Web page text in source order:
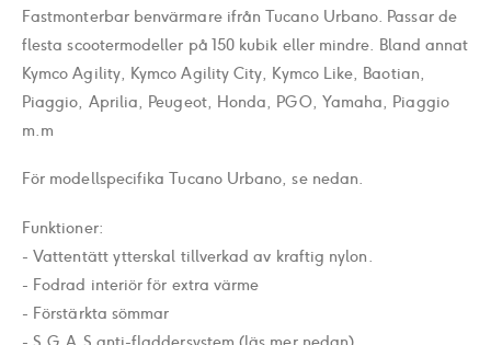
Fastmonterbar benvärmare ifrån Tucano Urbano. Passar de
flesta scootermodeller på 150 kubik eller mindre. Bland annat
Kymco Agility, Kymco Agility City, Kymco Like, Baotian,
Piaggio, Aprilia, Peugeot, Honda, PGO, Yamaha, Piaggio
m.m
För modellspecifika Tucano Urbano, se nedan.
Funktioner:
- Vattentätt ytterskal tillverkad av kraftig nylon.
- Fodrad interiör för extra värme
- Förstärkta sömmar